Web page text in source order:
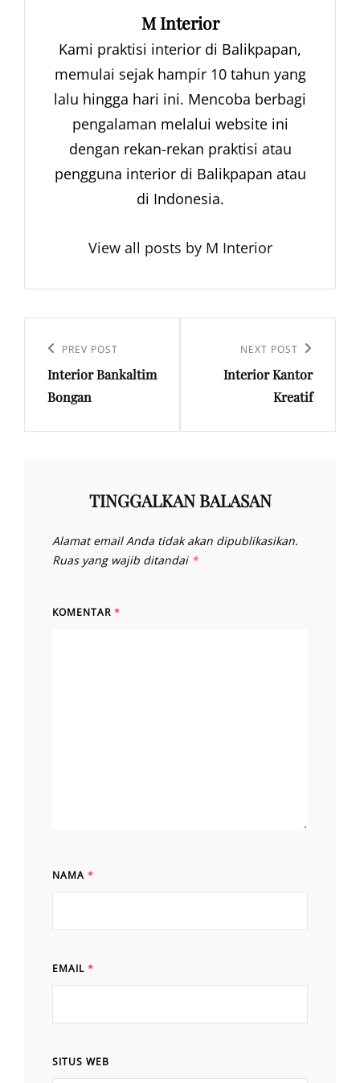
Author:
M Interior
Kami praktisi interior di Balikpapan,
memulai sejak hampir 10 tahun yang
lalu hingga hari ini. Mencoba berbagi
pengalaman melalui website ini
dengan rekan-rekan praktisi atau
pengguna interior di Balikpapan atau
di Indonesia.
View all posts by M Interior
posPrevious
Post
PREV POST
Interior Bankaltim
Bongan
Post
NEXT POST
Interior Kantor
Kreatif
TINGGALKAN BALASAN
Alamat email Anda tidak akan dipublikasikan.
Ruas yang wajib ditandai *
KOMENTAR *
NAMA *
EMAIL *
SITUS WEB